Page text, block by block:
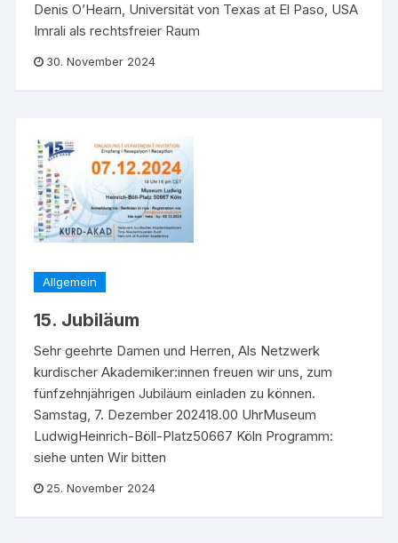
Denis O’Hearn, Universität von Texas at El Paso, USA
Imrali als rechtsfreier Raum
30. November 2024
Allgemein
15. Jubiläum
Sehr geehrte Damen und Herren, Als Netzwerk
kurdischer Akademiker:innen freuen wir uns, zum
fünfzehnjährigen Jubiläum einladen zu können.
Samstag, 7. Dezember 202418.00 UhrMuseum
LudwigHeinrich-Böll-Platz50667 Köln Programm:
siehe unten Wir bitten
25. November 2024